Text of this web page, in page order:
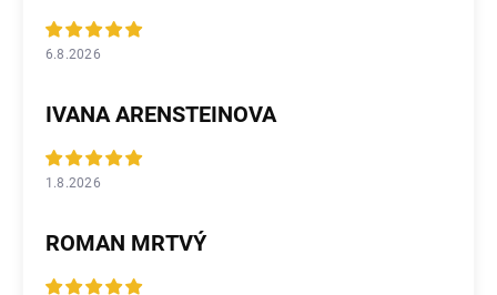
6.8.2026
IVANA ARENSTEINOVA
1.8.2026
ROMAN MRTVÝ